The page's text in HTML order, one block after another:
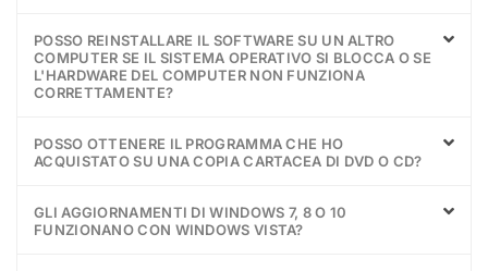
POSSO REINSTALLARE IL SOFTWARE SU UN ALTRO
COMPUTER SE IL SISTEMA OPERATIVO SI BLOCCA O SE
L'HARDWARE DEL COMPUTER NON FUNZIONA
CORRETTAMENTE?
POSSO OTTENERE IL PROGRAMMA CHE HO
ACQUISTATO SU UNA COPIA CARTACEA DI DVD O CD?
GLI AGGIORNAMENTI DI WINDOWS 7, 8 O 10
FUNZIONANO CON WINDOWS VISTA?